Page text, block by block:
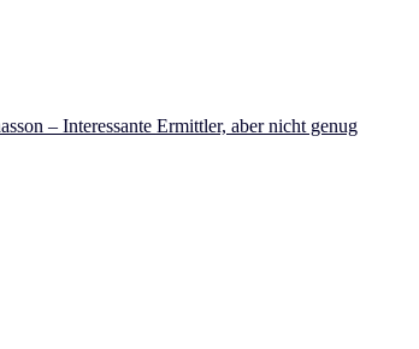
– Interessante Ermittler, aber nicht genug